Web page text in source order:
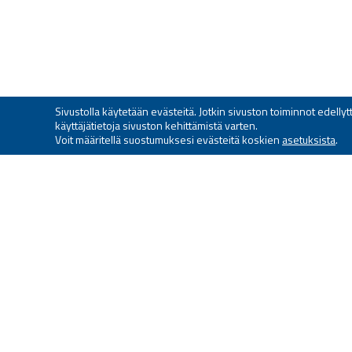
Sivustolla käytetään evästeitä. Jotkin sivuston toiminnot
käyttäjätietoja sivuston kehittämistä varten.
Voit määritellä suostumuksesi evästeitä koskien asetuksista.